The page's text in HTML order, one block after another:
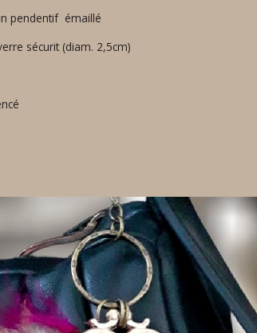
pendentif émaillé
sécurit (diam. 2,5cm)